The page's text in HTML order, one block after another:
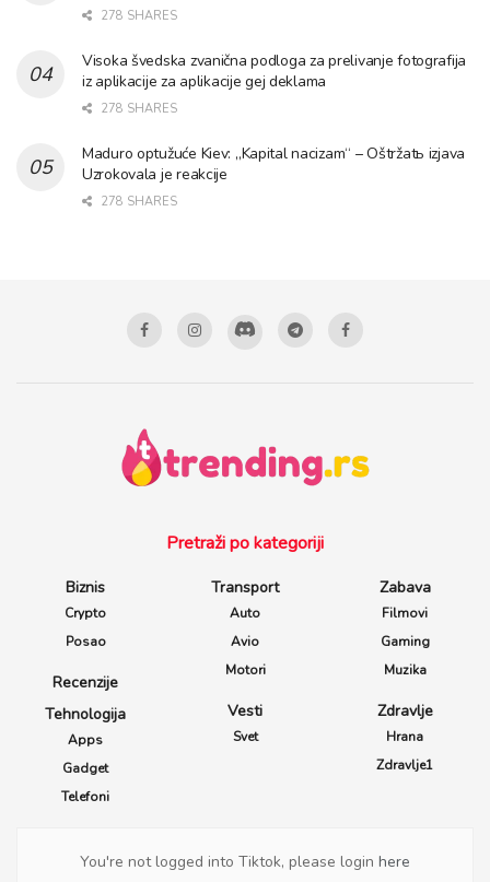
278 SHARES
Visoka švedska zvanična podloga za prelivanje fotografija
iz aplikacije za aplikacije gej deklama
278 SHARES
Maduro optužuće Kiev: „Kapital nacizam“ – Oštržatь izjava
Uzrokovala je reakcije
278 SHARES
Pretraži po kategoriji
Biznis
Crypto
Posao
Recenzije
Tehnologija
Apps
Gadget
Telefoni
Transport
Auto
Avio
Motori
Vesti
Svet
Zabava
Filmovi
Gaming
Muzika
Zdravlje
Hrana
Zdravlje1
You're not logged into Tiktok, please login here